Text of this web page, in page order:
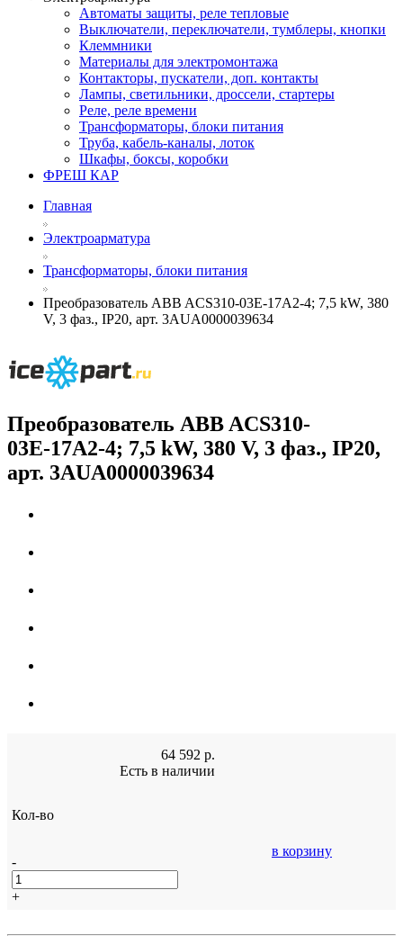
Автоматы защиты, реле тепловые
Выключатели, переключатели, тумблеры, кнопки
Клеммники
Материалы для электромонтажа
Контакторы, пускатели, доп. контакты
Лампы, светильники, дроссели, стартеры
Реле, реле времени
Трансформаторы, блоки питания
Труба, кабель-каналы, лоток
Шкафы, боксы, коробки
ФРЕШ КАР
Главная
Электроарматура
Трансформаторы, блоки питания
Преобразователь ABB ACS310-03Е-17А2-4; 7,5 kW, 380
V, 3 фаз., IP20, арт. 3AUA0000039634
Преобразователь ABB ACS310-
03Е-17А2-4; 7,5 kW, 380 V, 3 фаз., IP20,
арт. 3AUA0000039634
64 592 р.
Есть в наличии
Кол-во
-
+
в корзину